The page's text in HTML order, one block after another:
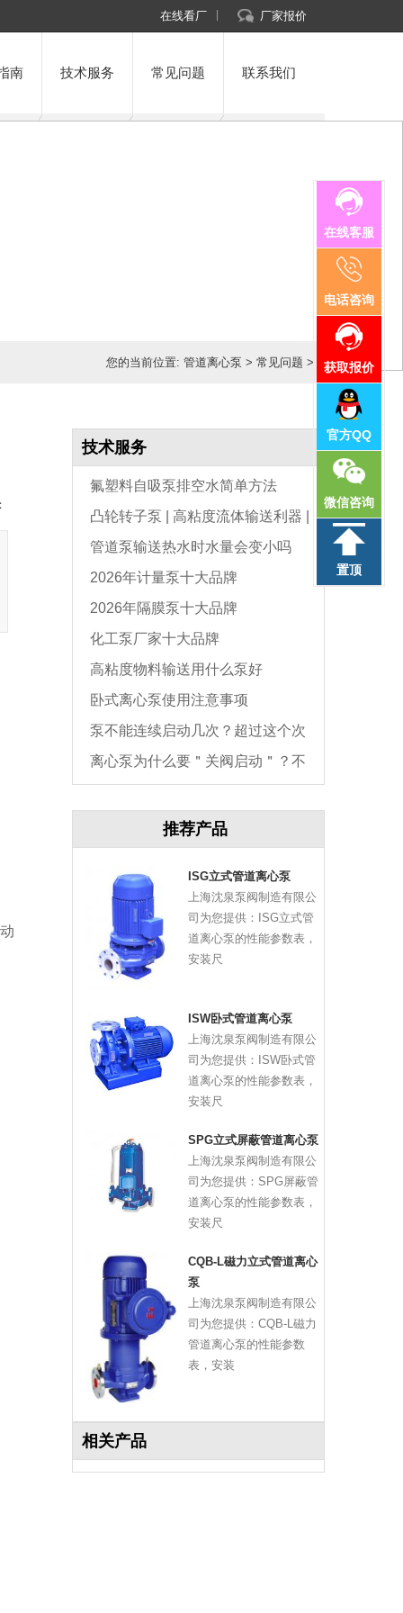
在线看厂 厂家报价
南 技术服务 常见问题 联系我们
在线客服
电话咨询
获取报价
官方QQ
微信咨询
置顶
您的当前位置:管道离心泵 >常见问题 >
技术服务
氟塑料自吸泵排空水简单方法
凸轮转子泵 | 高粘度流体输送利器 |
选型与维护全指南
管道泵输送热水时水量会变小吗
2026年计量泵十大品牌
2026年隔膜泵十大品牌
化工泵厂家十大品牌
高粘度物料输送用什么泵好
卧式离心泵使用注意事项
泵不能连续启动几次？超过这个次
数，电机必坏
离心泵为什么要＂关阀启动＂？不
推荐产品
ISG立式管道离心泵
上海沈泉泵阀制造有限公
司为您提供：ISG立式管
道离心泵的性能参数表，
安装尺
ISW卧式管道离心泵
上海沈泉泵阀制造有限公
司为您提供：ISW卧式管
道离心泵的性能参数表，
安装尺
SPG立式屏蔽管道离心泵
上海沈泉泵阀制造有限公
司为您提供：SPG屏蔽管
道离心泵的性能参数表，
安装尺
CQB-L磁力立式管道离心
泵
上海沈泉泵阀制造有限公
司为您提供：CQB-L磁力
管道离心泵的性能参数
表，安装
相关产品